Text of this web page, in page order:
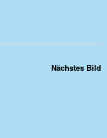
Nächstes Bild